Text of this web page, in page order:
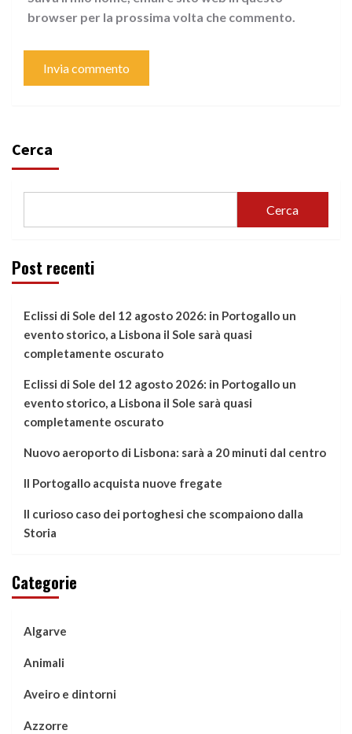
browser per la prossima volta che commento.
Cerca
Cerca
Post recenti
Eclissi di Sole del 12 agosto 2026: in Portogallo un
evento storico, a Lisbona il Sole sarà quasi
completamente oscurato
Eclissi di Sole del 12 agosto 2026: in Portogallo un
evento storico, a Lisbona il Sole sarà quasi
completamente oscurato
Nuovo aeroporto di Lisbona: sarà a 20 minuti dal centro
Il Portogallo acquista nuove fregate
Il curioso caso dei portoghesi che scompaiono dalla
Storia
Categorie
Algarve
Animali
Aveiro e dintorni
Azzorre